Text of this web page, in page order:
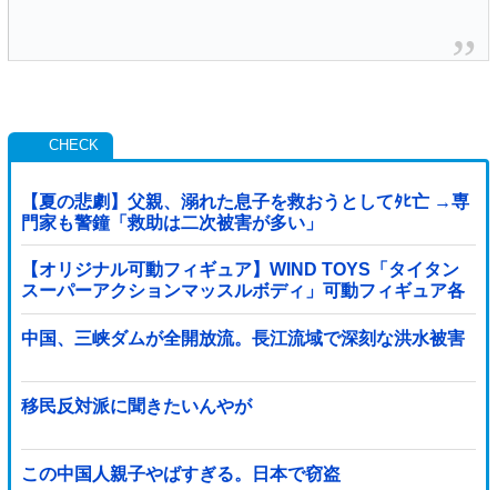
【夏の悲劇】父親、溺れた息子を救おうとしてﾀﾋ亡 →専
門家も警鐘「救助は二次被害が多い」
【オリジナル可動フィギュア】WIND TOYS「タイタン
スーパーアクションマッスルボディ」可動フィギュア各
種【予約開始】
中国、三峡ダムが全開放流。長江流域で深刻な洪水被害
移民反対派に聞きたいんやが
この中国人親子やばすぎる。日本で窃盗